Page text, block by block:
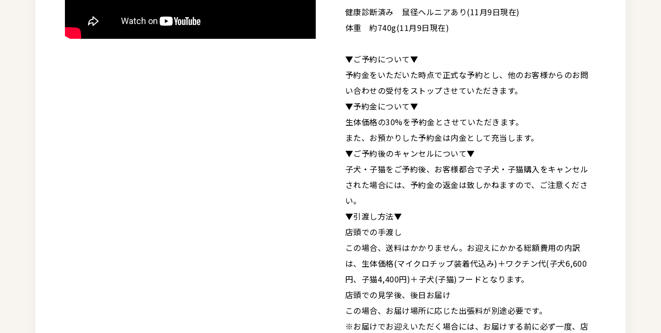
健康診断済み 鼠径ヘルニアあり(11月9日現在)
体重 約740g(11月9日現在)
▼ご予約について▼
予約金をいただいた時点で正式な予約とし、他のお客様からのお問
い合わせの受付をストップさせていただきます。
▼予約金について▼
生体価格の30%を予約金とさせていただきます。
また、お預かりした予約金は内金として充当します。
▼ご予約後のキャンセルについて▼
子犬・子猫をご予約後、お客様都合で子犬・子猫購入をキャンセル
された場合には、予約金の返金は致しかねますので、ご注意くださ
い。
▼引渡し方法▼
店頭での手渡し
この場合、送料はかかりません。お迎えにかかる総額費用の内訳
は、生体価格(マイクロチップ装着代込み)＋ワクチン代(子犬6,600
円、子猫4,400円)＋子犬(子猫)フードとなります。
店頭での見学後、後日お届け
この場合、お届け場所に応じた出張料が別途必要です。
※お届けでお迎えいただく場合には、お届けする前に必ず一度、店